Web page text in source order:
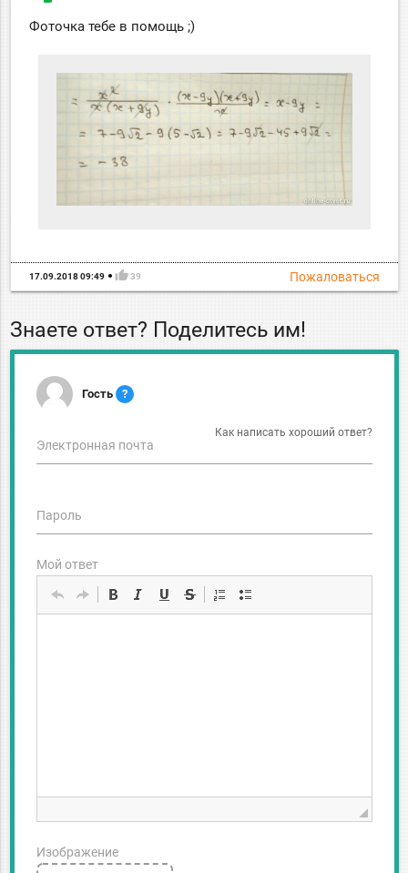
Фоточка тебе в помощь ;)
Пожаловаться
17.09.2018 09:49 thumb_up 39
Знаете ответ? Поделитесь им!
Гость ?
Как написать хороший ответ?
Электронная почта
Пароль
Мой ответ
Изображение